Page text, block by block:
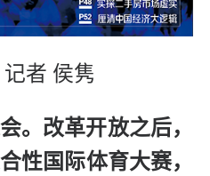
记者 侯隽
。改革开放之后，
性国际体育大赛，